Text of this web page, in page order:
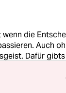
wenn die
Auch
Dafür